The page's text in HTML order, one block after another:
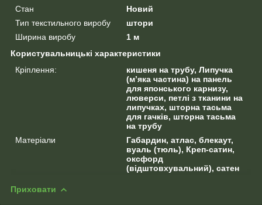
Стан
Новий
Тип текстильного виробу
штори
Ширина виробу
1 м
Користувальницькі характеристики
Кріплення:
кишеня на трубу, Липучка
(м’яка частина) на панель
для японського карнизу,
люверси, петлі з тканини на
липучках, шторна тасьма
для гачків, шторна тасьма
на трубу
Матеріали
Габардин, атлас, блекаут,
вуаль (тюль), Креп-сатин,
оксфорд
(відштовхувальний), сатен
Приховати